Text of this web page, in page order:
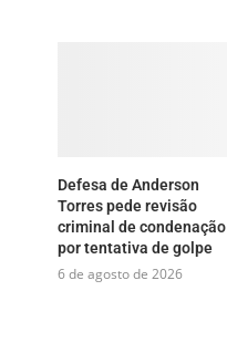
Defesa de Anderson
Torres pede revisão
criminal de condenação
por tentativa de golpe
6 de agosto de 2026